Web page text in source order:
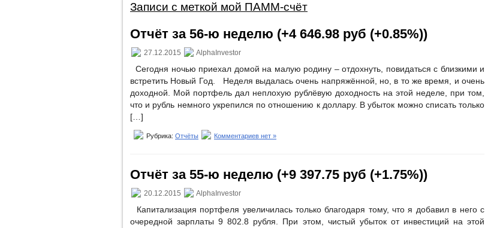
Записи с меткой мой ПАММ-счёт
Отчёт за 56-ю неделю (+4 646.98 руб (+0.85%))
27.12.2015 AlphaInvestor
Сегодня ночью приехал домой на малую родину – отдохнуть, повидаться с близкими и
встретить Новый Год. Неделя выдалась очень напряжённой, но, в то же время, и очень
доходной. Мой портфель дал неплохую рублёвую доходность на этой неделе, при том,
что и рубль немного укрепился по отношению к доллару. В убыток можно списать только
[…]
Рубрика: Отчёты Комментариев нет »
Отчёт за 55-ю неделю (+9 397.75 руб (+1.75%))
20.12.2015 AlphaInvestor
Капитализация портфеля увеличилась только благодаря тому, что я добавил в него с
очередной зарплаты 9 802.8 рубля. При этом, чистый убыток от инвестиций на этой